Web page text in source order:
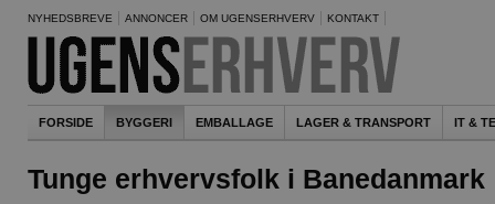
NYHEDSBREVE ANNONCER OM UGENSERHVERV KONTAKT
FORSIDE BYGGERI EMBALLAGE LAGER & TRANSPORT IT &
Tunge erhvervsfolk i Banedanmark